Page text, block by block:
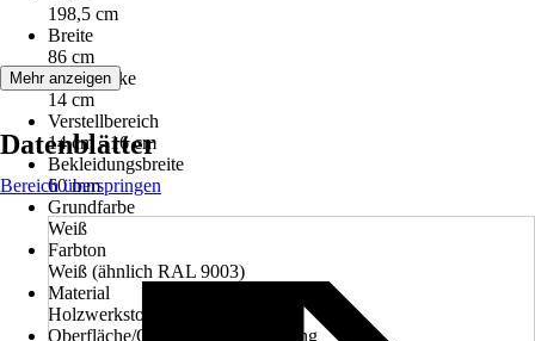
198,5 cm
Breite
86 cm
Wandstärke
14 cm
Verstellbereich
14 cm - 16 cm
Bekleidungsbreite
60 mm
Grundfarbe
Weiß
Farbton
Weiß (ähnlich RAL 9003)
Material
Holzwerkstoff
Oberfläche/Oberflächenbehandlung
Mehr anzeigen
Datenblätter
Bereich überspringen